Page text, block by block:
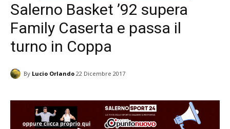
Salerno Basket ’92 supera
Family Caserta e passa il
turno in Coppa
By Lucio Orlando 22 Dicembre 2017